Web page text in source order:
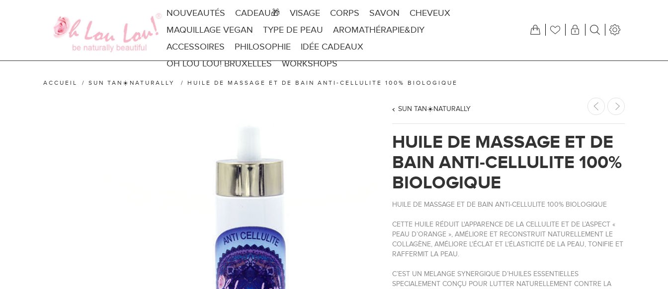
NOUVEAUTÉS CADEAU🎁 VISAGE CORPS SAVON
CHEVEUX
MAQUILLAGE VEGAN
TYPE DE PEAU
AROMATHÉRAPIE&DIY
ACCESSOIRES
PHILOSOPHIE
IDÉE CADEAUX
OH LOU LOU! BRUXELLES
WORKSHOPS
ACCUEIL / SUN TAN☀️NATURALLY / HUILE DE MASSAGE ET DE BAIN ANTI-CELLULITE 100% BIOLOGIQUE
SUN TAN☀️NATURALLY
HUILE DE MASSAGE ET DE
BAIN ANTI-CELLULITE 100%
BIOLOGIQUE
HUILE DE MASSAGE ET DE BAIN ANTI-CELLULITE 100% BIOLOGIQUE
CETTE HUILE RÉDUIT L'APPARENCE DE LA CELLULITE ET DE L’ASPECT «
PEAU D’ORANGE », AMÉLIORE ET RECONSTRUIT NATURELLEMENT LE
COLLAGÈNE, AMÉLIORE L'ÉCLAT ET L'ÉLASTICITÉ DE LA PEAU, TONIFIE ET
RAFFERMIT LA PEAU.
C’EST UN MELANGE SYNERGIQUE D’HUILES ESSENTIELLES
SPECIALEMENT CONÇU POUR LUTTER NATURELLEMENT CONTRE LA